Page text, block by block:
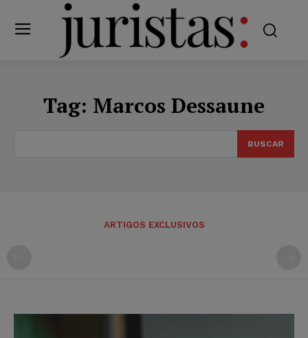
Tag: Marcos Dessaune
BUSCAR
ARTIGOS EXCLUSIVOS